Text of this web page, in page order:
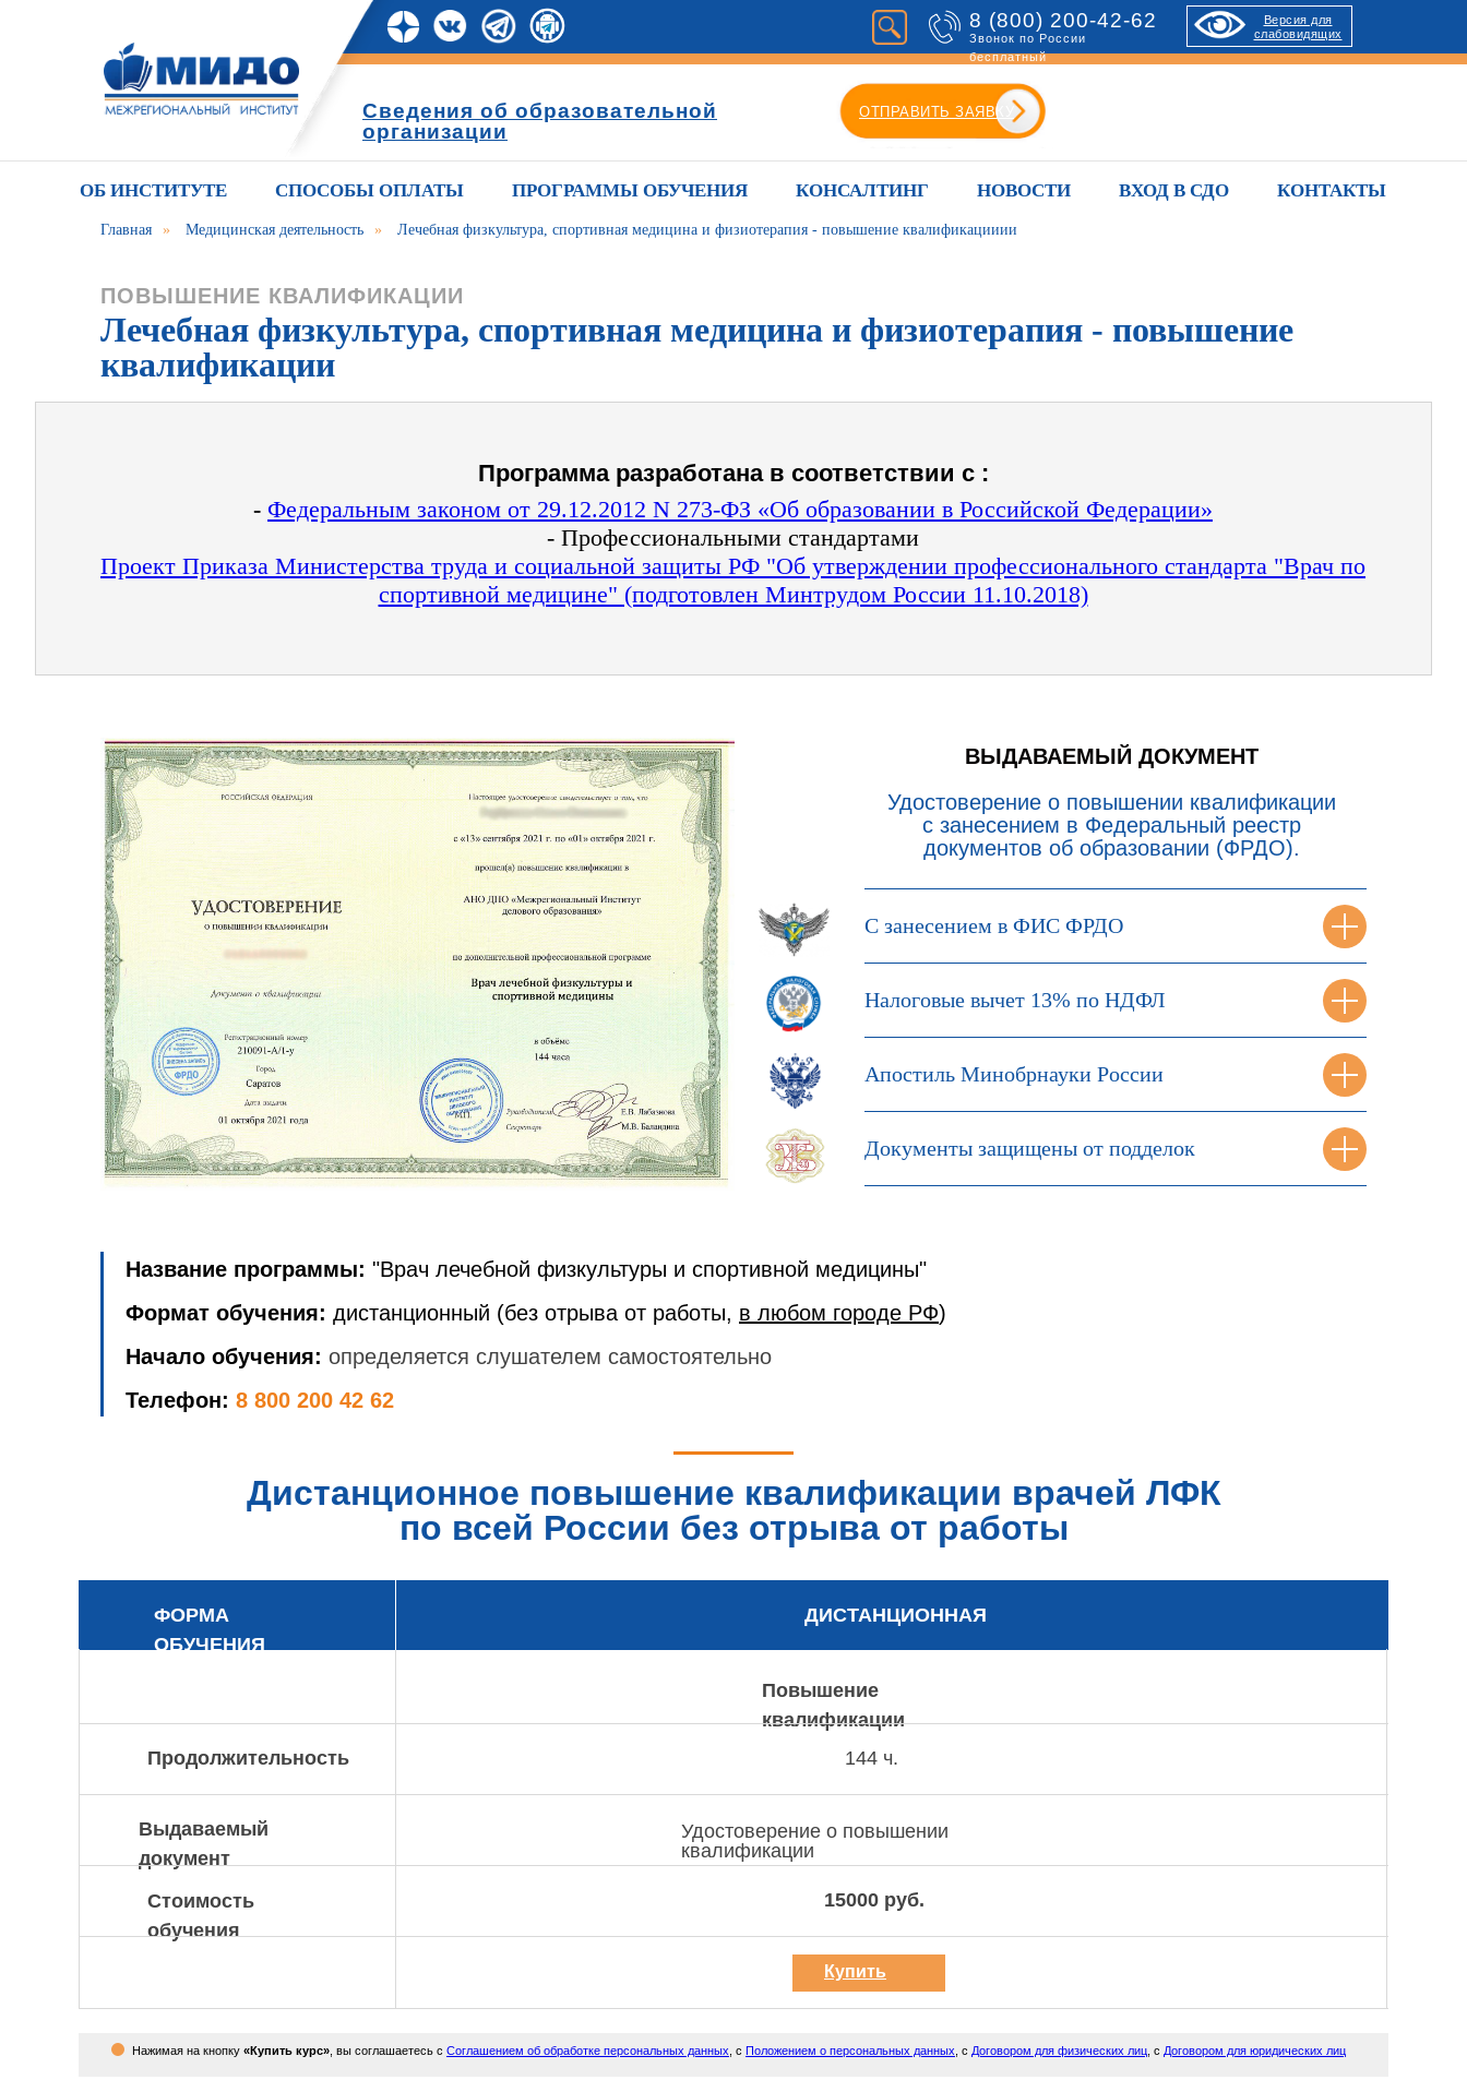
8 (800) 200-42-62
Звонок по России
бесплатный
ОТПРАВИТЬ ЗАЯВКУ
Версия для
слабовидящих
Сведения об образовательной
организации
ОБ ИНСТИТУТЕ СПОСОБЫ ОПЛАТЫ ПРОГРАММЫ ОБУЧЕНИЯ КОНСАЛТИНГ НОВОСТИ ВХОД В СДО КОНТАКТЫ
Главная » Медицинская деятельность » Лечебная физкультура, спортивная медицина и физиотерапия - повышение квалификацииии
ПОВЫШЕНИЕ КВАЛИФИКАЦИИ
Лечебная физкультура, спортивная медицина и физиотерапия - повышение
квалификации
Программа разработана в соответствии с :
- Федеральным законом от 29.12.2012 N 273-ФЗ «Об образовании в Российской Федерации»
- Профессиональными стандартами
Проект Приказа Министерства труда и социальной защиты РФ "Об утверждении профессионального стандарта "Врач по
спортивной медицине" (подготовлен Минтрудом России 11.10.2018)
ВЫДАВАЕМЫЙ ДОКУМЕНТ
Удостоверение о повышении квалификации
с занесением в Федеральный реестр
документов об образовании (ФРДО).
С занесением в ФИС ФРДО
Налоговые вычет 13% по НДФЛ
Апостиль Минобрнауки России
Документы защищены от подделок
Название программы: "Врач лечебной физкультуры и спортивной медицины"
Формат обучения: дистанционный (без отрыва от работы, в любом городе РФ)
Начало обучения: определяется слушателем самостоятельно
Телефон: 8 800 200 42 62
Дистанционное повышение квалификации врачей ЛФК
по всей России без отрыва от работы
ФОРМА
ОБУЧЕНИЯ
ДИСТАНЦИОННАЯ
Повышение
квалификации
Продолжительность
Выдаваемый
документ
Стоимость
обучения
Удостоверение о повышении
квалификации
144 ч.
15000 руб.
Купить
курс
Нажимая на кнопку «Купить курс» , вы соглашаетесь с Соглашением об обработке персональных данных , с Положением о персональных данных , с Договором для физических лиц , с Договором для юридических лиц